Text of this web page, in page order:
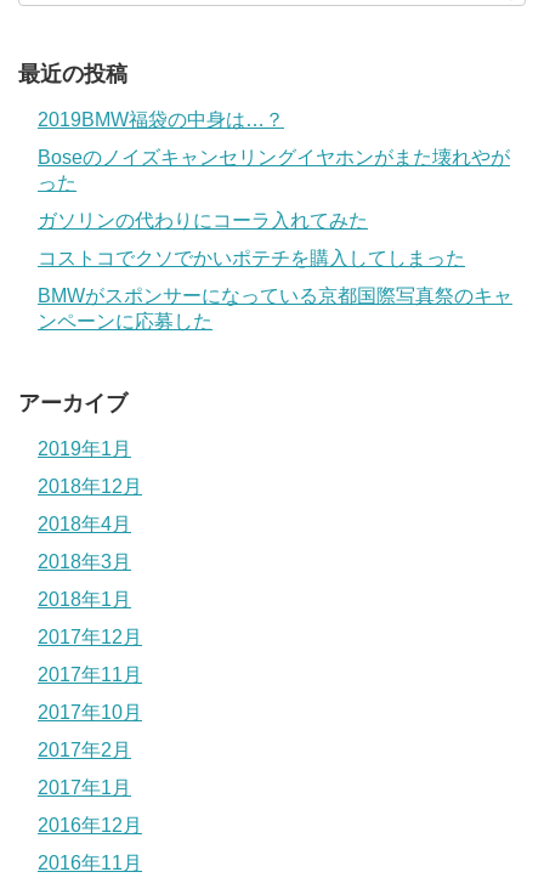
最近の投稿
2019BMW福袋の中身は…？
Boseのノイズキャンセリングイヤホンがまた壊れやが
った
ガソリンの代わりにコーラ入れてみた
コストコでクソでかいポテチを購入してしまった
BMWがスポンサーになっている京都国際写真祭のキャ
ンペーンに応募した
アーカイブ
2019年1月
2018年12月
2018年4月
2018年3月
2018年1月
2017年12月
2017年11月
2017年10月
2017年2月
2017年1月
2016年12月
2016年11月